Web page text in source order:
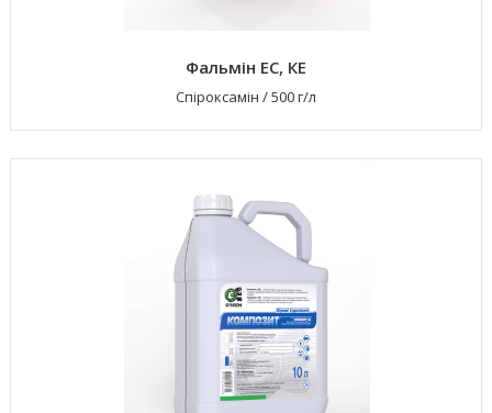
Фальмін ЕС, КЕ
Спіроксамін /500 г/л